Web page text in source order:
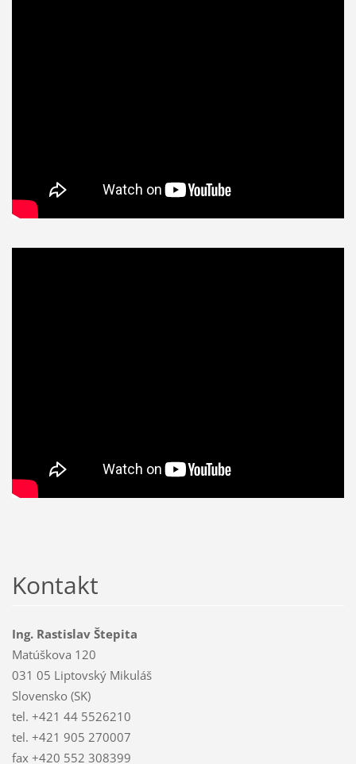
Kontakt
Ing. Rastislav Štepita
Matúškova 120
031 05 Liptovský Mikuláš
Slovensko (SK)
tel. +421 44 5526210
tel. +421 905 270007
fax +420 552 308399